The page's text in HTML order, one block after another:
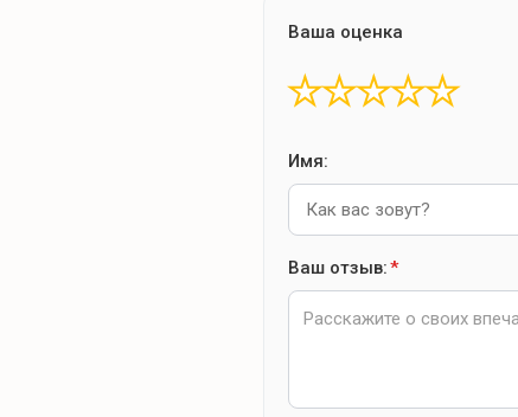
Ваша оценка
★
★
★
★
★
Имя:
Ваш отзыв:*